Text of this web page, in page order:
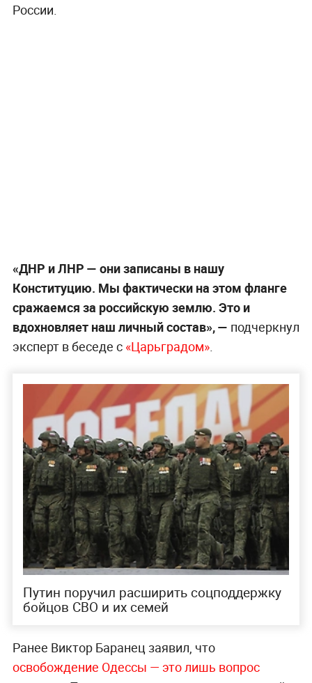
России.
«ДНР и ЛНР — они записаны в нашу
Конституцию. Мы фактически на этом фланге
сражаемся за российскую землю. Это и
вдохновляет наш личный состав», — подчеркнул
эксперт в беседе с «Царьградом».
Путин поручил расширить соцподдержку
бойцов СВО и их семей
Ранее Виктор Баранец заявил, что
освобождение Одессы — это лишь вопрос